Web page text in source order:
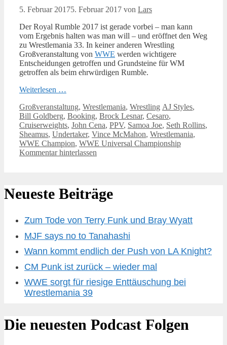
5. Februar 20175. Februar 2017 von Lars
Der Royal Rumble 2017 ist gerade vorbei – man kann
vom Ergebnis halten was man will – und eröffnet den Weg
zu Wrestlemania 33. In keiner anderen Wrestling
Großveranstaltung von WWE werden wichtigere
Entscheidungen getroffen und Grundsteine für WM
getroffen als beim ehrwürdigen Rumble.
Weiterlesen …
Kategorien
Großveranstaltung, Wrestlemania, Wrestling Schlagwörter
AJ Styles,
Bill Goldberg, Booking, Brock Lesnar, Cesaro,
Cruiserweights, John Cena, PPV, Samoa Joe, Seth Rollins,
Sheamus, Undertaker, Vince McMahon, Wrestlemania,
WWE Champion, WWE Universal Championship
Kommentar hinterlassen
Neueste Beiträge
Zum Tode von Terry Funk und Bray Wyatt
MJF says no to Tanahashi
Wann kommt endlich der Push von LA Knight?
CM Punk ist zurück – wieder mal
WWE sorgt für riesige Enttäuschung bei
Wrestlemania 39
Die neuesten Podcast Folgen